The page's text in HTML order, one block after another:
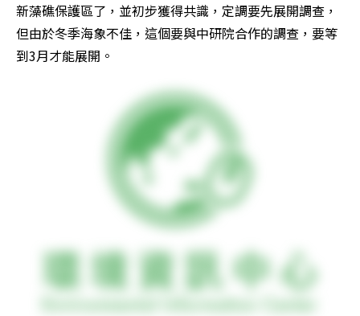
新藻礁保護區了，並初步獲得共識，定調要先展開調查，
但由於冬季海象不佳，這個要與中研院合作的調查，要等
到3月才能展開。